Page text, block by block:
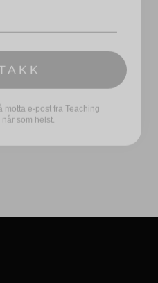
e-post fra Teaching
som helst.